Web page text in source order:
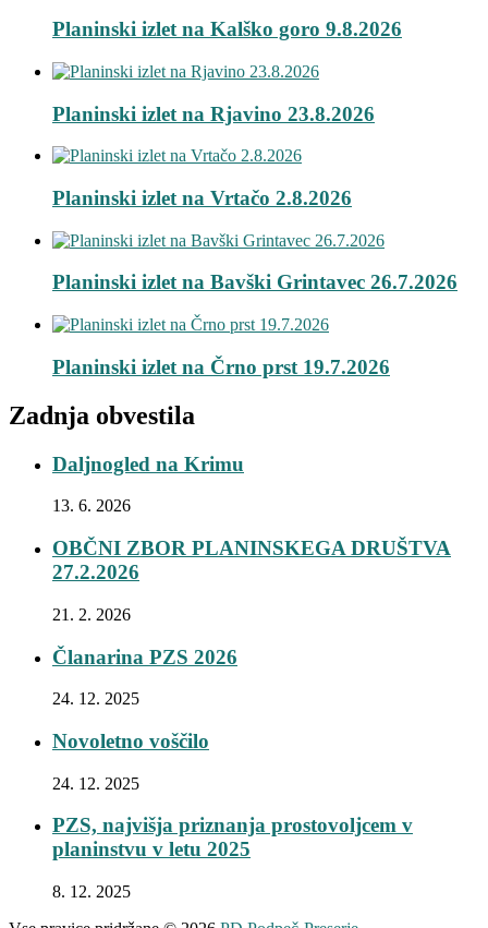
Planinski izlet na Kalško goro 9.8.2026
Planinski izlet na Rjavino 23.8.2026
Planinski izlet na Vrtačo 2.8.2026
Planinski izlet na Bavški Grintavec 26.7.2026
Planinski izlet na Črno prst 19.7.2026
Zadnja obvestila
Daljnogled na Krimu
13. 6. 2026
OBČNI ZBOR PLANINSKEGA DRUŠTVA
27.2.2026
21. 2. 2026
Članarina PZS 2026
24. 12. 2025
Novoletno voščilo
24. 12. 2025
PZS, najvišja priznanja prostovoljcem v
planinstvu v letu 2025
8. 12. 2025